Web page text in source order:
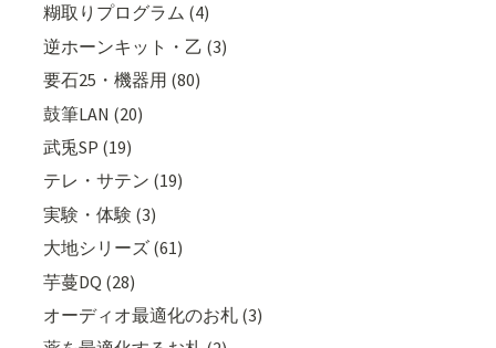
糊取りプログラム (4)
逆ホーンキット・乙 (3)
要石25・機器用 (80)
鼓筆LAN (20)
武兎SP (19)
テレ・サテン (19)
実験・体験 (3)
大地シリーズ (61)
芋蔓DQ (28)
オーディオ最適化のお札 (3)